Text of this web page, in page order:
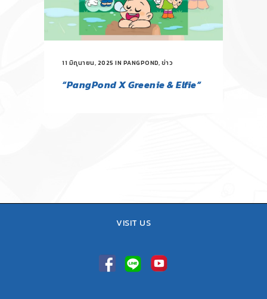
11 มิถุนายน, 2025 IN PANGPOND, ข่าว
“PangPond X Greenie & Elfie”
VISIT US